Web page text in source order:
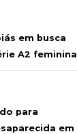
em busca
A2 feminina
para
em